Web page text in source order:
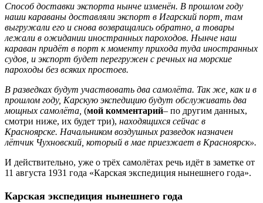
Способ доставки экспорта нынче изменён. В прошлом году
наши караваны доставляли экспорт в Игарский порт, там
выгружали его и снова возвращались обратно, а товары
лежали в ожидании иностранных пароходов. Нынче наш
караван придёт в порт к моменту прихода туда иностранных
судов, и экспорт будет перегружен с речных на морские
пароходы без всяких простоев.
В разведках будут участвовать два самолёта. Так же, как и в
прошлом году, Карскую экспедицию будут обслуживать два
мощных самолёта, (мой комментарий– по другим данных,
смотри ниже, их будет три), находящихся сейчас в
Красноярске. Начальником воздушных разведок назначен
лётчик Чухновский, который в мае приезжает в Красноярск».
И действительно, уже о трёх самолётах речь идёт в заметке от
11 августа 1931 года «Карская экспедиция нынешнего года».
Карская экспедиция нынешнего года